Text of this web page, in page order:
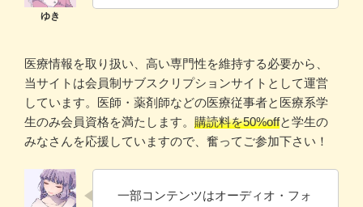
医療情報を取り扱い、高い専門性を維持する必要から、
当サイトは会員制サブスクリプションサイトとして運営
しています。医師・薬剤師などの医療従事者と医療系学
生のみ会員資格を満たします。 購読料を50%offと学生の
みなさんを応援していますので、奮ってご参加下さい！
一部コンテンツはオーディオ・フォ